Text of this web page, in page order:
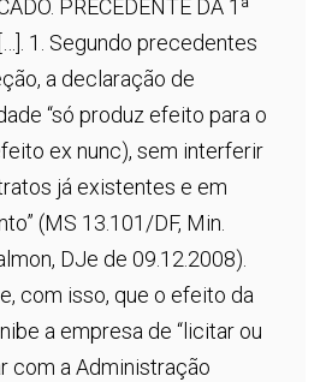
PRECEDENTE DA 1ª
1. Segundo precedentes
a declaração de
“só produz efeito para o
ex nunc), sem interferir
já existentes e em
(MS 13.101/DF, Min.
DJe de 09.12.2008).
com isso, que o efeito da
a empresa de “licitar ou
com a Administração